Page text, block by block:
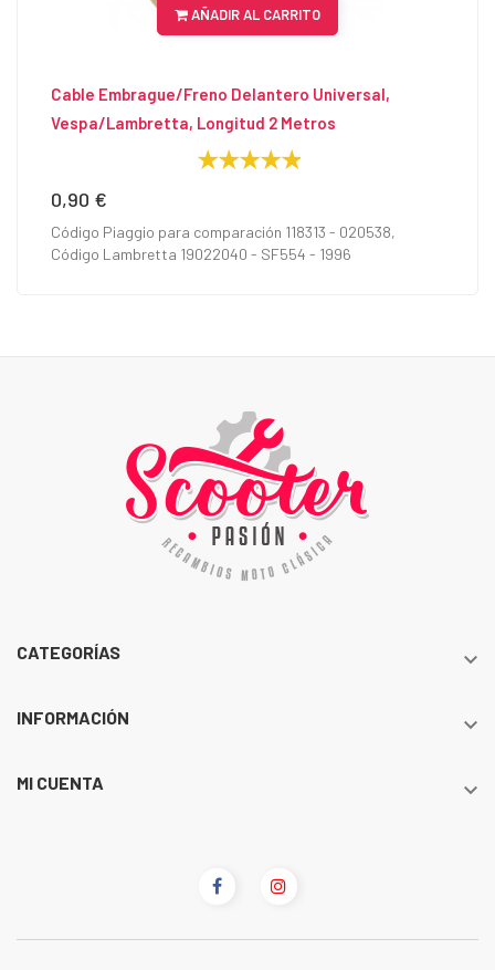
AÑADIR AL CARRITO
Cable Embrague/Freno Delantero Universal,
Vespa/Lambretta, Longitud 2 Metros
Precio
0,90 €
Código Piaggio para comparación 118313 - 020538,
Código Lambretta 19022040 - SF554 - 1996
CATEGORÍAS 
INFORMACIÓN 
MI CUENTA 